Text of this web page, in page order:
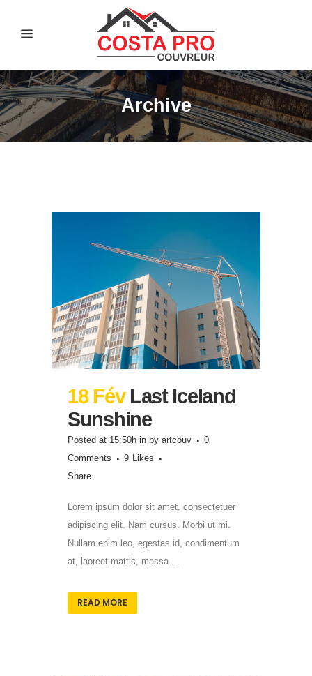
Archive
18 Fév Last Iceland
Sunshine
Posted at 15:50h in by artcouv
0
Comments
9
Likes
Share
Lorem ipsum dolor sit amet, consectetuer
adipiscing elit. Nam cursus. Morbi ut mi.
Nullam enim leo, egestas id, condimentum
at, laoreet mattis, massa ...
READ MORE